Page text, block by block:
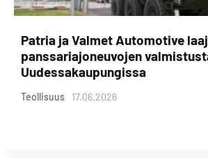
Patria ja Valmet Automotive
panssariajoneuvojen
Uudessakaupungissa
Teollisuus 17.06.2026